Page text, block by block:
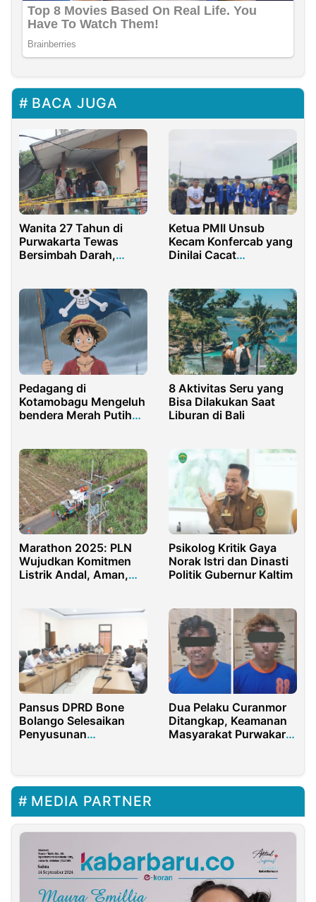
BACA JUGA
Wanita 27 Tahun di
Purwakarta Tewas
Bersimbah Darah,
Ketua PMII Unsub
Kecam Konfercab yang
Dinilai Cacat
Pedagang di
Kotamobagu Mengeluh
bendera Merah Putih
8 Aktivitas Seru yang
Bisa Dilakukan Saat
Liburan di Bali
Marathon 2025: PLN
Wujudkan Komitmen
Listrik Andal, Aman,
Psikolog Kritik Gaya
Norak Istri dan Dinasti
Politik Gubernur Kaltim
Pansus DPRD Bone
Bolango Selesaikan
Penyusunan
Dua Pelaku Curanmor
Ditangkap, Keamanan
Masyarakat Purwakarta
MEDIA PARTNER